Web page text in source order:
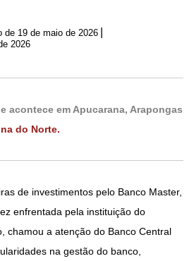
de 19 de maio de 2026
2026
acontece em Apucarana, Arapongas
do Norte.
de investimentos pelo Banco Master,
enfrentada pela instituição do
chamou a atenção do Banco Central
na gestão do banco,